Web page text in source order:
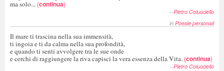
ma solo... (continua)
--Pietro Colucciello
in Poesie personali
Il mare ti trascina nella sua immensità,
ti ingoia e ti da calma nella sua profondità,
e quando ti senti avvolgere tra le sue onde
e cerchi di raggiungere la riva capisci la vera essenza della Vita. (continua)
--Pietro Colucciello